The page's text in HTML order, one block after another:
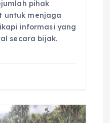
pihak
untuk menjaga
informasi yang
secara bijak.